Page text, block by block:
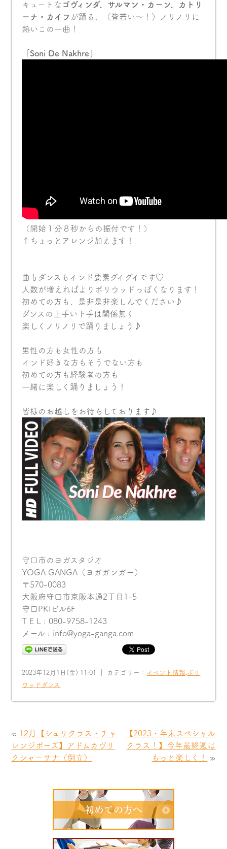
キュートな ゴヴィンダ、サルマン・カーン、カトリ
ーナ・カイフ が踊る、（皆若い〜！）ノリノリに
熱いこの一曲！
「Soni De Nakhre」
（開始１分８秒からの振付です！）
↑ちょっとアレンジ加えます！
曲もダンスもインド要素グイグイです♡
人数が増えればよりボリウッドっぽくなります！
初めての方も、是非是非楽しんでください♪
ダンスの上手い下手は関係無く
楽しくノリノリで踊りましょう♪
男性の方も女性の方も
インド好きな方もそうでない方も
初めての方も経験者の方も
一緒に楽しく踊りましょう！
皆様のお越しをお待ちしております♪
守口市のヨガスタジオ
YOGA GANGA（ヨガガンガー）
〒570-0083
大阪府守口市京阪本通2丁目1-5
守口PKIビル6F
T E L : 080-9758-1243
メール : info@yoga-ganga.com
2023年12月1日(金) 11:01 ｜ カテゴリー： イベント情報 ,ボリ
ウッドダンス
« 12月【シュリクラス・チャ
レンジポーズ】アドムカヴリ
クシャーサナ（倒立）
【2023・年末スペシャル
クラス！】今年最終週は
もっと楽しく！
»